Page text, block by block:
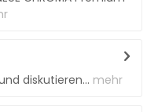
diskutieren... mehr